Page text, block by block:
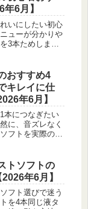
6月】
いにしたい初心
ューが分かりや
3本ためしまし
おすすめ4
キレイに仕
年6月】
本につなぎたい
に、音ズレなく
フトを実際の体
トソフトの
年6月】
フト選びで迷う
を4本同じ液タ